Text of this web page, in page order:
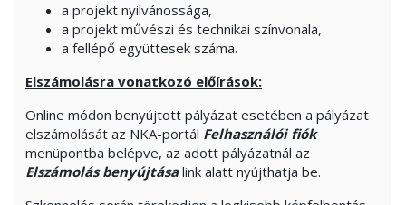
a projekt nyilvánossága,
a projekt művészi és technikai színvonala,
a fellépő együttesek száma.
Elszámolásra vonatkozó előírások:
Online módon benyújtott pályázat esetében a pályázat
elszámolását az NKA-portál Felhasználói fiók
menüpontba belépve, az adott pályázatnál az
Elszámolás benyújtásalink alatt nyújthatja be.